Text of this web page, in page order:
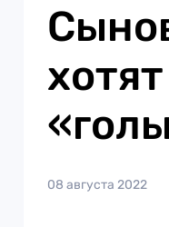
08 августа 2022